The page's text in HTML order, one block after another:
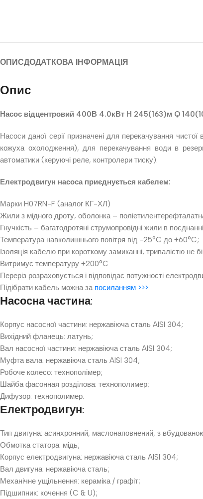
ОПИСДОДАТКОВА ІНФОРМАЦІЯ
Опис
Насос відцентровий 400В 4.0кВт H 245(163)м Q
Насоси даної серії призначені для перекачування
кожуха охолодження), для перекачування води в
автоматики (керуючі реле, контролери тиску).
Електродвигун насоса приєднується кабелем:
Марки H07RN-F (аналог КГ-ХЛ)
Жили з мідного дроту, оболонка – поліетилентерефталатна
Гнучкість – багатодротяні струмопровідні жили в
Температура навколишнього повітря від -25°C до +60°C;
Ізоляція кабелю при короткому замиканні, тривалістю не
Витримує температуру +200°C
Переріз розраховується і відповідає потужності
Підібрати кабель можна за посиланням >>>
Насосна частина:
Корпус насосної частини: нержавіюча сталь AISI 304;
Вихідний фланець: латунь;
Вал насосної частини: нержавіюча сталь AISI 304;
Муфта вала: нержавіюча сталь AISI 304;
Робоче колесо: технополімер;
Шайба фасонная розділова: технополимер;
Дифузор: технополимер.
Електродвигун:
Тип двигуна: асинхронний, маслонаповнений, з
Обмотка статора: мідь;
Корпус електродвигуна: нержавіюча сталь AISI 304;
Вал двигуна: нержавіюча сталь;
Механічне ущільнення: кераміка / графіт;
Підшипник: кочення (C & U);